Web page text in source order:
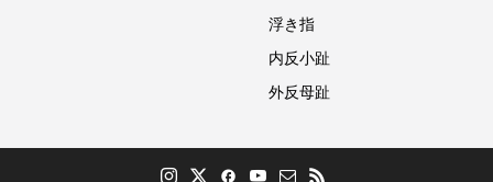
浮き指
内反小趾
外反母趾